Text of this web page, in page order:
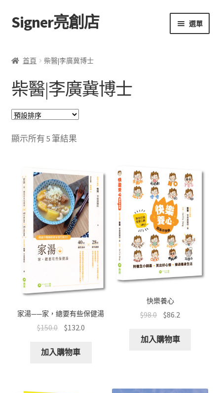
跳
至
覽
跳
至
要
容
Signer亮創店 選單
學校選書（小學）
網上書店
無紙書
文創
聯絡我們+郵費
海外訂購書籍
登入
首頁 柴醫|李廣冀博士
柴醫|李廣冀博士
顯示所有 5 筆結果
家湯——家，總要有些保健湯
$150.0 $132.0
加入購物車
快樂養心
$98.0 $86.2
加入購物車